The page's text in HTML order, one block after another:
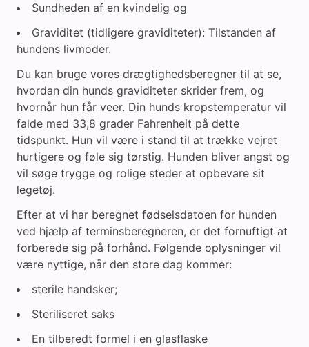
Sundheden af en kvindelig og
Graviditet (tidligere graviditeter): Tilstanden af
hundens livmoder.
Du kan bruge vores drægtighedsberegner til at se,
hvordan din hunds graviditeter skrider frem, og
hvornår hun får veer. Din hunds kropstemperatur vil
falde med 33,8 grader Fahrenheit på dette
tidspunkt. Hun vil være i stand til at trække vejret
hurtigere og føle sig tørstig. Hunden bliver angst og
vil søge trygge og rolige steder at opbevare sit
legetøj.
Efter at vi har beregnet fødselsdatoen for hunden
ved hjælp af terminsberegneren, er det fornuftigt at
forberede sig på forhånd. Følgende oplysninger vil
være nyttige, når den store dag kommer:
sterile handsker;
Steriliseret saks
En tilberedt formel i en glasflaske